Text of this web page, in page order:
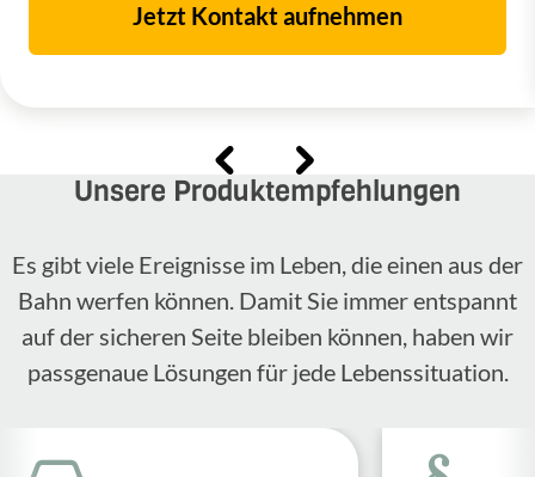
Jetzt Kontakt aufnehmen
Unsere Produktempfehlungen
Es gibt viele Ereignisse im Leben, die einen aus der
Bahn werfen können. Damit Sie immer entspannt
auf der sicheren Seite bleiben können, haben wir
passgenaue Lösungen für jede Lebenssituation.